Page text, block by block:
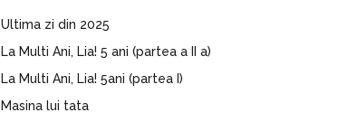
Ultima zi din 2025
La Multi Ani, Lia! 5 ani (partea a II a)
La Multi Ani, Lia! 5ani (partea I)
Masina lui tata